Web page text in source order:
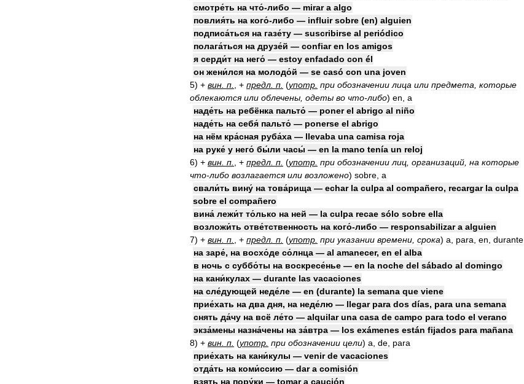
смотре́ть на что́-либо — mirar a algo
повлия́ть на кого́-либо — influir sobre (en) alguien
подписа́ться на газе́ту — suscribirse al periódico
полага́ться на друзе́й — confiar en los amigos
я серди́т на него́ — estoy enfadado con él
он жени́лся на молодо́й — se casó con una joven
5) + вин п , + предл п (употр при обозначении лица или предмета которые
облекаются или облечены одеты во что-либо) en a
наде́ть на ребёнка пальто́ — poner el abrigo al niño
наде́ть на себя́ пальто́ — ponerse el abrigo
на нём кра́сная руба́ха — llevaba una camisa roja
на руке́ у него́ бы́ли часы́ — en la mano tenía un reloj
6) + вин п , + предл п (употр при обозначении лиц организаций на которые
что-либо возлагается или возложено) sobre a
свали́ть вину́ на това́рища — echar la culpa al compañero, recargar la culpa
sobre el compañero
вина́ лежи́т то́лько на ней — la culpa recae sólo sobre ella
возложи́ть отве́тственность на кого́-либо — responsabilizar a alguien
7) + вин п , + предл п (употр при указании времени срока) a para en durante
на заре́, на восхо́де со́лнца — al amanecer, en el alba
в ночь с суббо́ты на воскресе́нье — en la noche del sábado al domingo
на кани́кулах — durante las vacaciones
на сле́дующей неде́ле — en (durante) la semana que viene
прие́хать на два дня, на неде́лю — llegar para dos días, para una semana
снять да́чу на всё ле́то — alquilar una casa de campo para todo el verano
экза́мены назна́чены на за́втра — los exámenes están fijados para mañana
8) + вин п (употр при обозначении цели) a de para
прие́хать на кани́кулы — venir de vacaciones
отда́ть на коми́ссию — dar a comisión
взять на пору́ки — tomar a caución